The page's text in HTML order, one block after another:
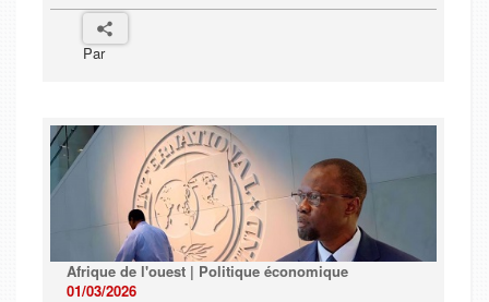
Par
Afrique de l'ouest | Politique économique
01/03/2026